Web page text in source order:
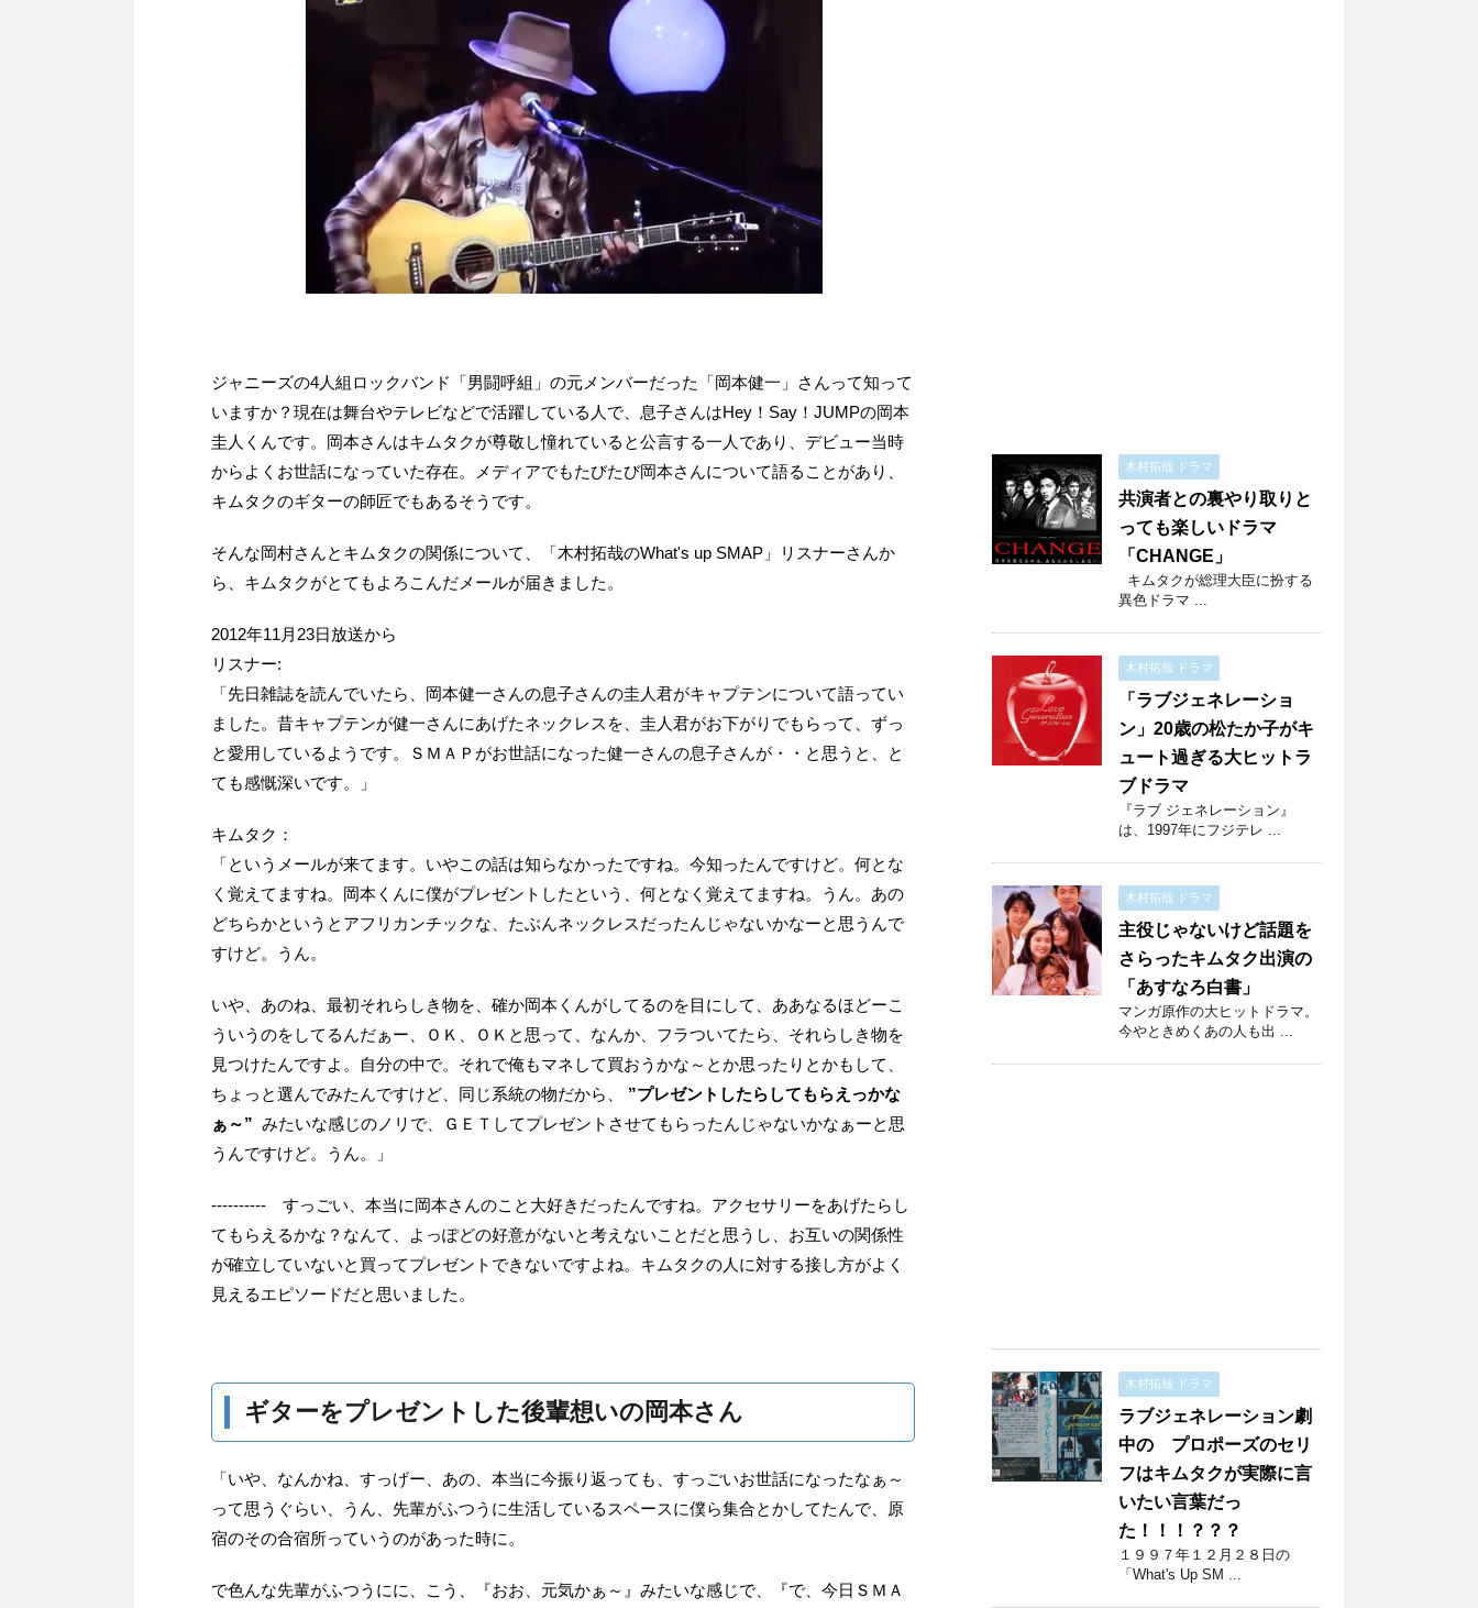
ジャニーズの4人組ロックバンド「男闘呼組」の元メンバーだった「岡本健一」さんって知って
いますか？現在は舞台やテレビなどで活躍している人で、息子さんはHey！Say！JUMPの岡本
圭人くんです。岡本さんはキムタクが尊敬し憧れていると公言する一人であり、デビュー当時
からよくお世話になっていた存在。メディアでもたびたび岡本さんについて語ることがあり、
キムタクのギターの師匠でもあるそうです。
そんな岡村さんとキムタクの関係について、「木村拓哉のWhat's up SMAP」リスナーさんか
ら、キムタクがとてもよろこんだメールが届きました。
2012年11月23日放送から
リスナー:
「先日雑誌を読んでいたら、岡本健一さんの息子さんの圭人君がキャプテンについて語ってい
ました。昔キャプテンが健一さんにあげたネックレスを、圭人君がお下がりでもらって、ずっ
と愛用しているようです。ＳＭＡＰがお世話になった健一さんの息子さんが・・と思うと、と
ても感慨深いです。」
キムタク：
「というメールが来てます。いやこの話は知らなかったですね。今知ったんですけど。何とな
く覚えてますね。岡本くんに僕がプレゼントしたという、何となく覚えてますね。うん。あの
どちらかというとアフリカンチックな、たぶんネックレスだったんじゃないかなーと思うんで
すけど。うん。
いや、あのね、最初それらしき物を、確か岡本くんがしてるのを目にして、ああなるほどーこ
ういうのをしてるんだぁー、ＯＫ、ＯＫと思って、なんか、フラついてたら、それらしき物を
見つけたんですよ。自分の中で。それで俺もマネして買おうかな～とか思ったりとかもして、
ちょっと選んでみたんですけど、同じ系統の物だから、
”プレゼントしたらしてもらえっかな
ぁ～” みたいな感じのノリで、ＧＥＴしてプレゼントさせてもらったんじゃないかなぁーと思
うんですけど。うん。」
---------- すっごい、本当に岡本さんのこと大好きだったんですね。アクセサリーをあげたらし
てもらえるかな？なんて、よっぽどの好意がないと考えないことだと思うし、お互いの関係性
が確立していないと買ってプレゼントできないですよね。キムタクの人に対する接し方がよく
見えるエピソードだと思いました。
ギターをプレゼントした後輩想いの岡本さん
「いや、なんかね、すっげー、あの、本当に今振り返っても、すっごいお世話になったなぁ～
って思うぐらい、うん、先輩がふつうに生活しているスペースに僕ら集合とかしてたんで、原
宿のその合宿所っていうのがあった時に。
で色んな先輩がふつうにに、こう、『おお、元気かぁ～』みたいな感じで、『で、今日ＳＭＡ
木村拓哉 ドラマ
共演者との裏やり取りと
っても楽しいドラマ
「CHANGE」
キムタクが総理大臣に扮する
異色ドラマ ...
木村拓哉 ドラマ
「ラブジェネレーショ
ン」20歳の松たか子がキ
ュート過ぎる大ヒットラ
ブドラマ
『ラブ ジェネレーション』
は、1997年にフジテレ ...
木村拓哉 ドラマ
主役じゃないけど話題を
さらったキムタク出演の
「あすなろ白書」
マンガ原作の大ヒットドラマ。
今やときめくあの人も出 ...
木村拓哉 ドラマ
ラブジェネレーション劇
中の プロポーズのセリ
フはキムタクが実際に言
いたい言葉だっ
た！！！？？？
１９９７年１２月２８日の
「What's Up SM ...